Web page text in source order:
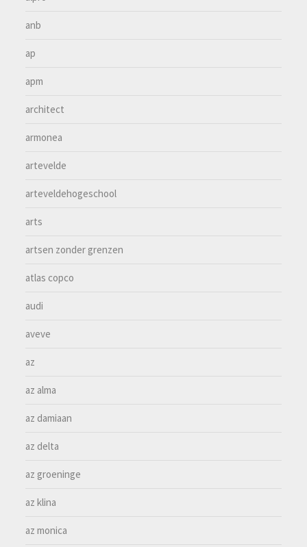
anb
ap
apm
architect
armonea
artevelde
arteveldehogeschool
arts
artsen zonder grenzen
atlas copco
audi
aveve
az
az alma
az damiaan
az delta
az groeninge
az klina
az monica